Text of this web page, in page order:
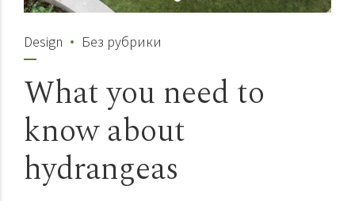
Design Без рубрики
What you need to
know about
hydrangeas